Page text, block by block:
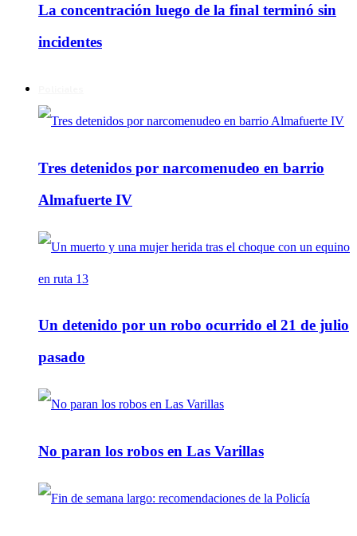
La concentración luego de la final terminó sin
incidentes
Tres detenidos por narcomenudeo en barrio
Almafuerte IV
Un detenido por un robo ocurrido el 21 de julio
pasado
No paran los robos en Las Varillas